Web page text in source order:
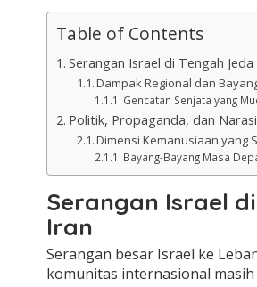
Table of Contents
Serangan Israel di Tengah
Dampak Regional dan
Gencatan Senjata yang
Politik, Propaganda, dan
Dimensi Kemanusiaan yang
Bayang-Bayang Masa
Serangan Israel
Iran
Serangan besar Israel ke
komunitas internasional